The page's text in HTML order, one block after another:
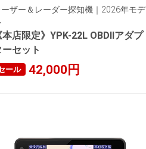
ーザー＆レーダー探知機｜2026年モデ
本店限定》YPK-22L OBDIIアダプ
ーセット
ール 42,000円